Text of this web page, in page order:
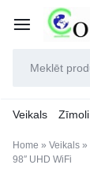
Veikals Zīmoli
Home » Veikals »
98″ UHD WiFi